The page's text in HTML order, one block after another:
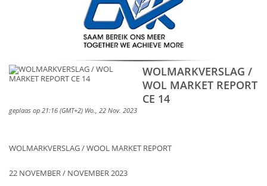
PROMOSIES & KOMPETISIES
VEILINGS & TENDERS
LOOPBANE
WOLMARKVERSLAG /
WOL MARKET REPORT
CE 14
geplaas op 21:16 (GMT+2) Wo., 22 Nov. 2023
WOLMARKVERSLAG / WOOL MARKET REPORT
22 NOVEMBER / NOVEMBER 2023